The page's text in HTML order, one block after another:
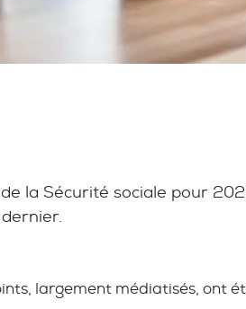
la Sécurité sociale pour
largement médiatisés, ont